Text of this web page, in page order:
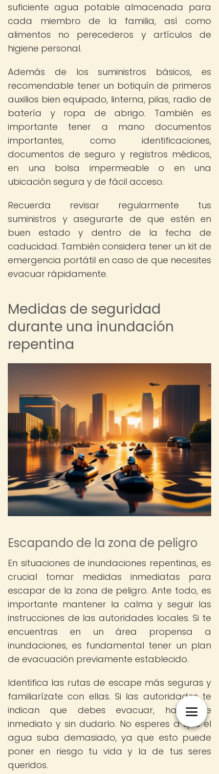
suficiente agua potable almacenada para
cada miembro de la familia, así como
alimentos no perecederos y artículos de
higiene personal.
Además de los suministros básicos, es
recomendable tener un botiquín de primeros
auxilios bien equipado, linterna, pilas, radio de
batería y ropa de abrigo. También es
importante tener a mano documentos
importantes, como identificaciones,
documentos de seguro y registros médicos,
en una bolsa impermeable o en una
ubicación segura y de fácil acceso.
Recuerda revisar regularmente tus
suministros y asegurarte de que estén en
buen estado y dentro de la fecha de
caducidad. También considera tener un kit de
emergencia portátil en caso de que necesites
evacuar rápidamente.
Medidas de seguridad
durante una inundación
repentina
Escapando de la zona de peligro
En situaciones de inundaciones repentinas, es
crucial tomar medidas inmediatas para
escapar de la zona de peligro. Ante todo, es
importante mantener la calma y seguir las
instrucciones de las autoridades locales. Si te
encuentras en un área propensa a
inundaciones, es fundamental tener un plan
de evacuación previamente establecido.
Identifica las rutas de escape más seguras y
familiarízate con ellas. Si las autoridades te
indican que debes evacuar, hazlo de
inmediato y sin dudarlo. No esperes a que el
agua suba demasiado, ya que esto puede
poner en riesgo tu vida y la de tus seres
queridos.